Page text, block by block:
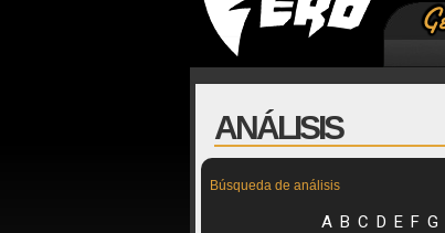
ANÁLISIS
Búsqueda de análisis
A B C D E F G